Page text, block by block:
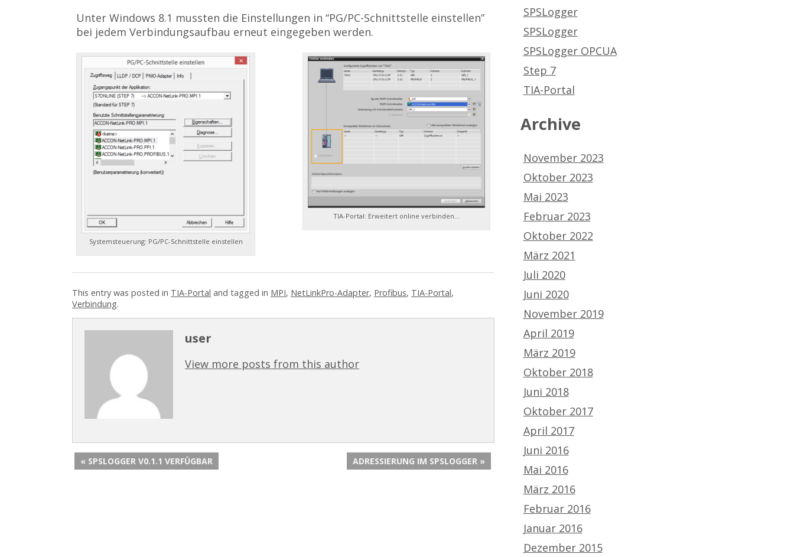
Unter Windows 8.1 mussten die Einstellungen in “PG/PC-Schnittstelle einstellen”
bei jedem Verbindungsaufbau erneut eingegeben werden.
TIA-Portal: Erweitert online verbinden…
Systemsteuerung: PG/PC-Schnittstelle einstellen
This entry was posted in TIA-Portal and tagged in MPI, NetLinkPro-Adapter, Profibus, TIA-Portal,
Verbindung.
user
View more posts from this author
« SPSLOGGER V0.1.1 VERFÜGBAR ADRESSIERUNG IM SPSLOGGER »
SPSLogger
SPSLogger
SPSLogger OPCUA
Step 7
TIA-Portal
Archive
November 2023
Oktober 2023
Mai 2023
Februar 2023
Oktober 2022
März 2021
Juli 2020
Juni 2020
November 2019
April 2019
März 2019
Oktober 2018
Juni 2018
Oktober 2017
April 2017
Juni 2016
Mai 2016
März 2016
Februar 2016
Januar 2016
Dezember 2015